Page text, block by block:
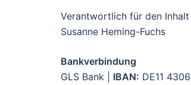
Verantwortlich für den
Susanne Heming-Fuchs
Bankverbindung
GLS Bank | IBAN: DE11